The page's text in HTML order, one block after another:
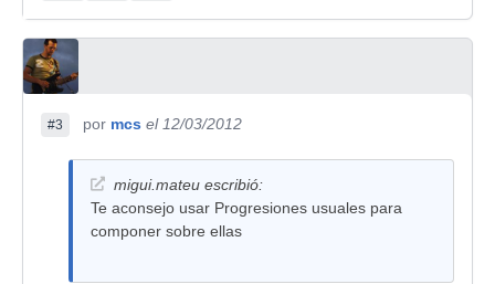
#3 por mcs el 12/03/2012
migui.mateu escribió:
Te aconsejo usar Progresiones usuales para
componer sobre ellas